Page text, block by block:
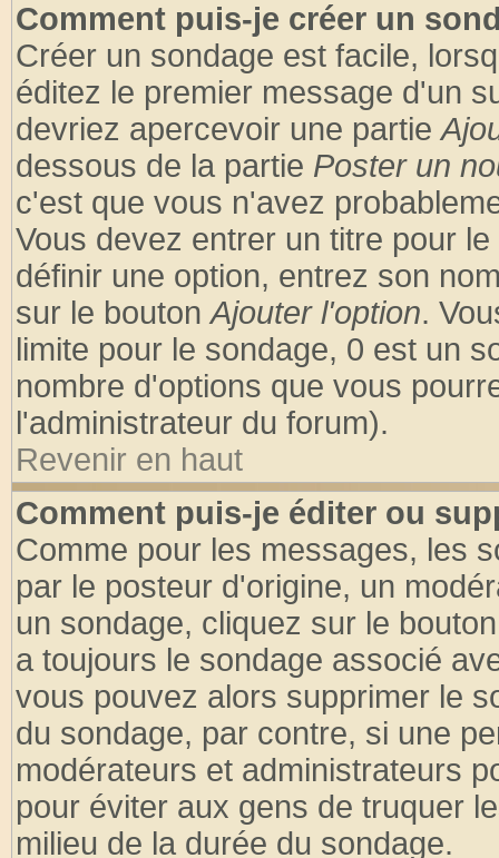
Comment puis-je créer un
Créer un sondage est facile,
éditez le premier message d'un
devriez apercevoir une partie
dessous de la partie Poster un
c'est que vous n'avez
Vous devez entrer un titre pour
définir une option, entrez son
sur le boutonAjouter l'option.
limite pour le sondage, 0 est un
nombre d'options que vous
l'administrateur du forum).
Revenir en haut
Comment puis-je éditer ou
Comme pour les messages, les
par le posteur d'origine, un
un sondage, cliquez sur le
a toujours le sondage associé
vous pouvez alors supprimer le
du sondage, par contre, si une
modérateurs et administrateurs
pour éviter aux gens de truquer
milieu de la durée du sondage.